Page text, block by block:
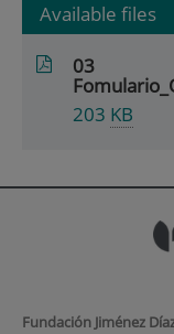
Available files
03
203 KB
Fundación Jiménez